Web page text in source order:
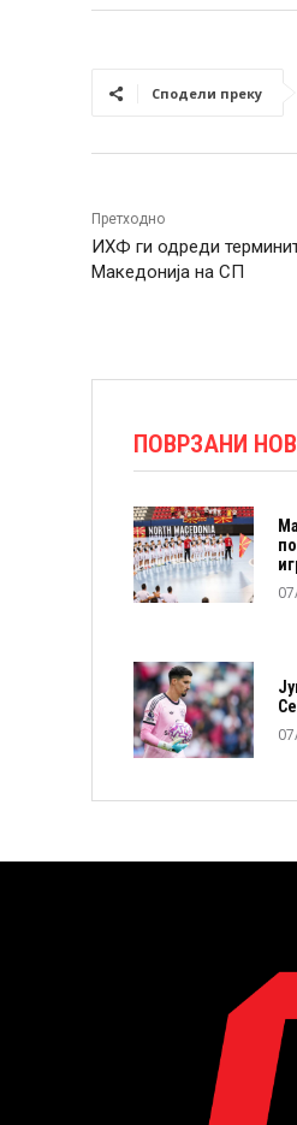
Сподели преку
Претходно
ИХФ ги одреди
Македонија на СП
ПОВРЗАНИ